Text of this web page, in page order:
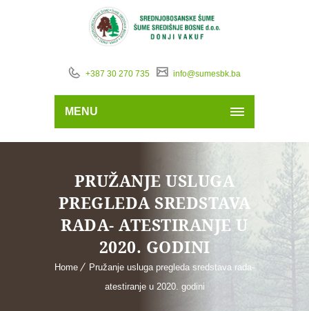
+387 30 270 735 info@sumesbk.ba
MENU
PRUŽANJE USLUGA
PREGLEDA SREDSTAVA
RADA- ATESTIRANJE U
2020. GODINI
Home
Pružanje usluga pregleda sredstava rada-
atestiranje u 2020. godini